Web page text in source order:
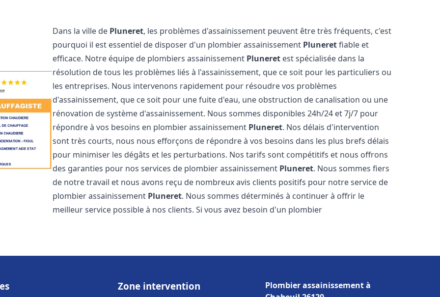
Dans la ville de Pluneret, les problèmes d'assainissement peuvent être très fréquents, c'est
pourquoi il est essentiel de disposer d'un plombier assainissement Pluneretfiable et
efficace. Notre équipe de plombiers assainissement Pluneret est spécialisée dans la
résolution de tous les problèmes liés à l'assainissement, que ce soit pour les particuliers ou
les entreprises. Nous intervenons rapidement pour résoudre vos problèmes
d'assainissement, que ce soit pour une fuite d'eau, une obstruction de canalisation ou une
rénovation de système d'assainissement. Nous sommes disponibles 24h/24 et 7j/7 pour
répondre à vos besoins en plombier assainissement Pluneret. Nos délais d'intervention
sont très courts, nous nous efforçons de répondre à vos besoins dans les plus brefs délais
pour minimiser les dégâts et les perturbations. Nos tarifs sont compétitifs et nous offrons
des garanties pour nos services de plombier assainissement Pluneret. Nous sommes fiers
de notre travail et nous avons reçu de nombreux avis clients positifs pour notre service de
plombier assainissement Pluneret. Nous sommes déterminés à continuer à offrir le
meilleur service possible à nos clients. Si vous avez besoin d'un plombier
Zone intervention
Plombier assainissement à